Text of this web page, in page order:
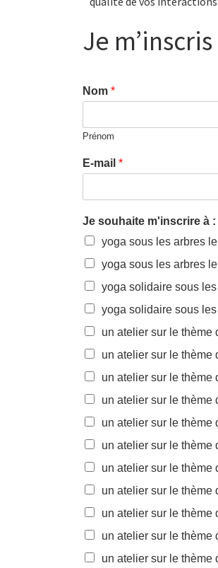
Je
Nom *
Prénom
E-mail *
Je souhaite m'inscrire à :
yoga sous les arbres
yoga sous les arbres
yoga solidaire sous
yoga solidaire sous
un atelier sur le thème
un atelier sur le thème
un atelier sur le thème
un atelier sur le thème
un atelier sur le thème
un atelier sur le thème
un atelier sur le thème
un atelier sur le thème
un atelier sur le thème
un atelier sur le thème
un atelier sur le thème